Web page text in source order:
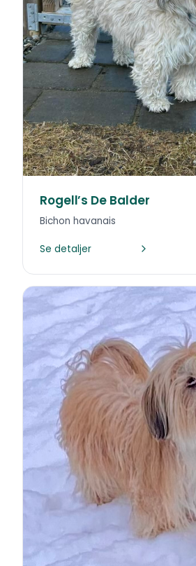
Rogell’s De Balder
Bichon havanais
Se detaljer